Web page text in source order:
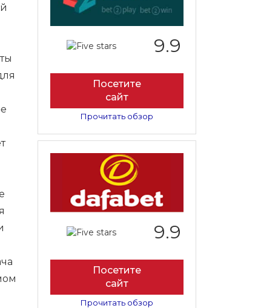
9.9
Посетите
сайт
Прочитать обзор
9.9
Посетите
сайт
Прочитать обзор